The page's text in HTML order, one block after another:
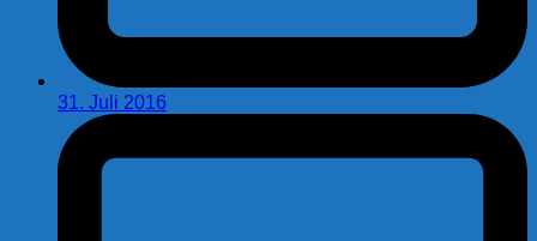
31. Juli 2016